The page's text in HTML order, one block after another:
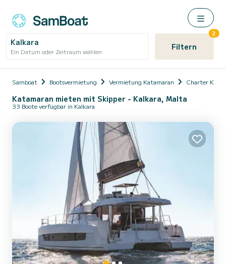
Kalkara
Ein Datum oder Zeitraum wählen Filtern
2
Samboat Bootsvermietung Vermietung Katamaran Charter
Katamaran mieten mit Skipper - Kalkara, Malta
33 Boote verfügbar in Kalkara